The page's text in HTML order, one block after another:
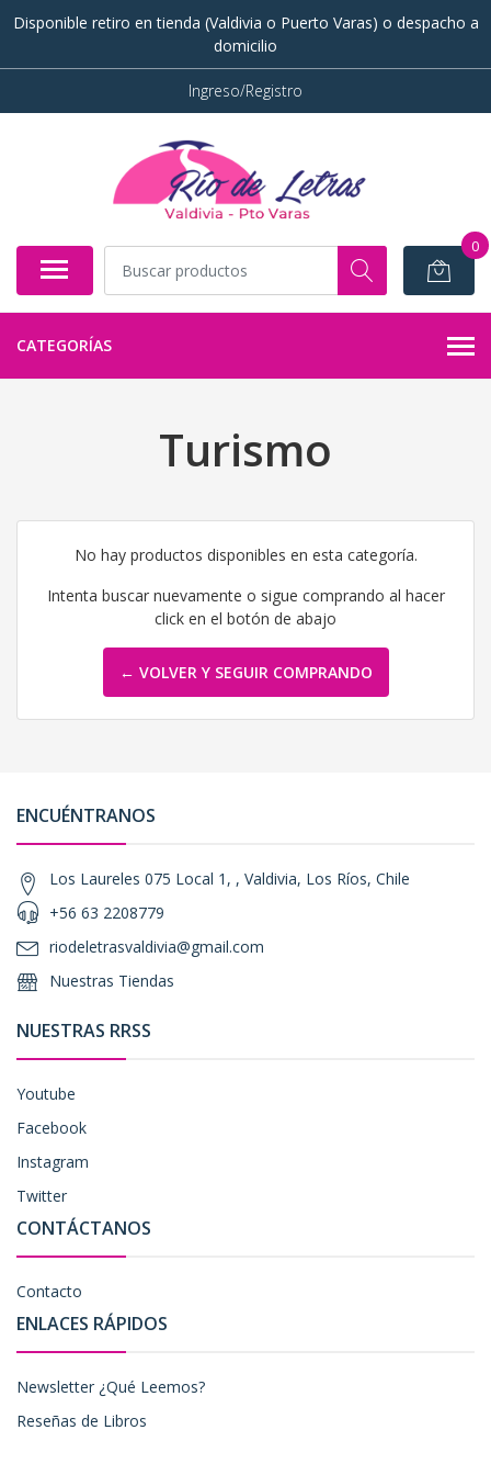
Disponible retiro en tienda (Valdivia o Puerto Varas) o despacho a
domicilio
Ingreso/Registro
0
CATEGORÍAS
Turismo
No hay productos disponibles en esta categoría.
Intenta buscar nuevamente o sigue comprando al hacer
click en el botón de abajo
← VOLVER Y SEGUIR COMPRANDO
ENCUÉNTRANOS
Los Laureles 075 Local 1, , Valdivia, Los Ríos, Chile
+56 63 2208779
riodeletrasvaldivia@gmail.com
Nuestras Tiendas
NUESTRAS RRSS
Youtube
Facebook
Instagram
Twitter
CONTÁCTANOS
Contacto
ENLACES RÁPIDOS
Newsletter ¿Qué Leemos?
Reseñas de Libros